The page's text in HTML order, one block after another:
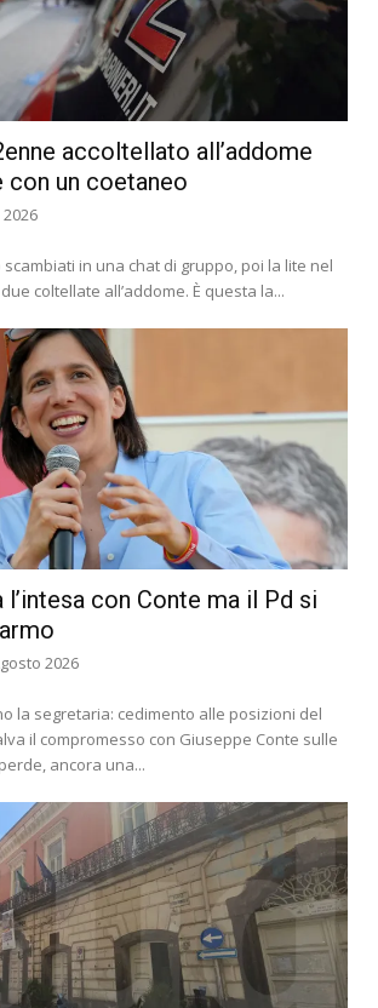
accoltellato all’addome
con un coetaneo
in una chat di gruppo, poi la lite nel
coltellate all’addome. È questa la...
l’intesa con Conte ma il Pd si
2026
la segretaria: cedimento alle posizioni del
il compromesso con Giuseppe Conte sulle
ancora una...